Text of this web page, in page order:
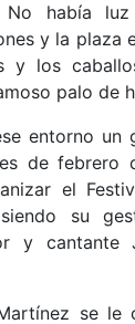
había luz
y la plaza
y los
palo de
entorno un
de febrero
el
su
y cantante
se le